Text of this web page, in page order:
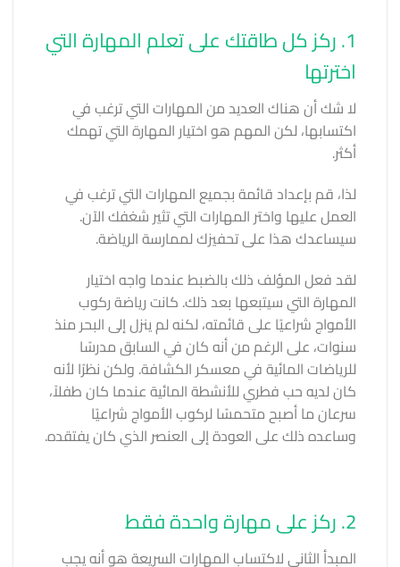
1. ركز كل طاقتك على تعلم المهارة التي
اخترتها
لا شك أن هناك العديد من المهارات التي ترغب في
اكتسابها، لكن المهم هو اختيار المهارة التي تهمك
أكثر.
لذا، قم بإعداد قائمة بجميع المهارات التي ترغب في
العمل عليها واختر المهارات التي تثير شغفك الآن.
سيساعدك هذا على تحفيزك لممارسة الرياضة.
لقد فعل المؤلف ذلك بالضبط عندما واجه اختيار
المهارة التي سيتبعها بعد ذلك. كانت رياضة ركوب
الأمواج شراعيًا على قائمته، لكنه لم ينزل إلى البحر منذ
سنوات، على الرغم من أنه كان في السابق مدرسًا
للرياضات المائية في معسكر الكشافة. ولكن نظرًا لأنه
كان لديه حب فطري للأنشطة المائية عندما كان طفلاً،
سرعان ما أصبح متحمسًا لركوب الأمواج شراعيًا
وساعده ذلك على العودة إلى العنصر الذي كان يفتقده.
2. ركز على مهارة واحدة فقط
المبدأ الثاني لاكتساب المهارات السريعة هو أنه يجب